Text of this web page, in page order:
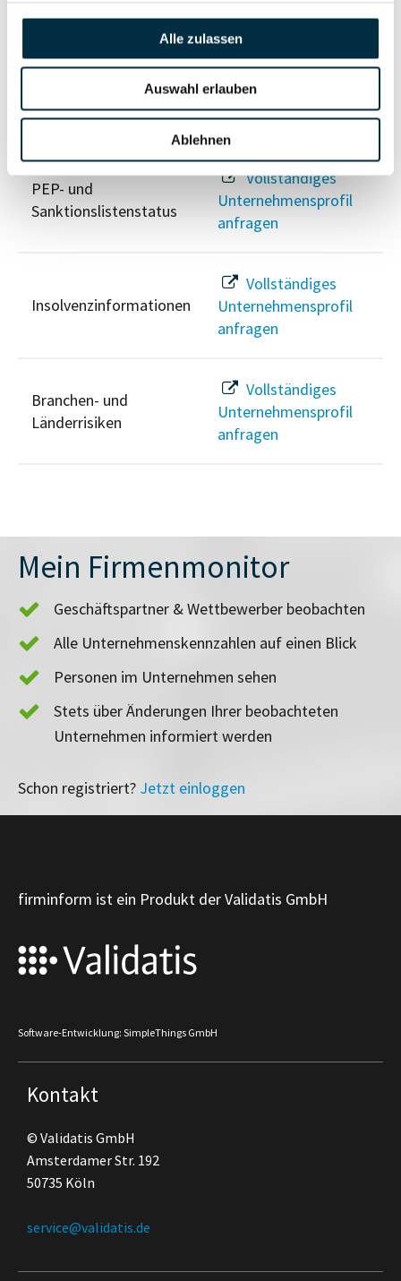
Alle zulassen
Auswahl erlauben
Ablehnen
Berechtigten Pfad
anfragen
Risikoinformationen
PEP- und
Sanktionslistenstatus
Vollständiges
Unternehmensprofil
anfragen
Insolvenzinformationen
Vollständiges
Unternehmensprofil
anfragen
Branchen- und
Länderrisiken
Vollständiges
Unternehmensprofil
anfragen
Mein Firmenmonitor
Geschäftspartner & Wettbewerber beobachten
Alle Unternehmenskennzahlen auf einen Blick
Personen im Unternehmen sehen
Stets über Änderungen Ihrer beobachteten
Unternehmen informiert werden
Schon registriert? Jetzt einloggen
firminform ist ein Produkt der Validatis GmbH
Software-Entwicklung: SimpleThings GmbH
Kontakt
© Validatis GmbH
Amsterdamer Str. 192
50735 Köln
service@validatis.de